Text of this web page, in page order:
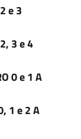
e 3
3 e 4
0 e 1 A
1 e 2 A